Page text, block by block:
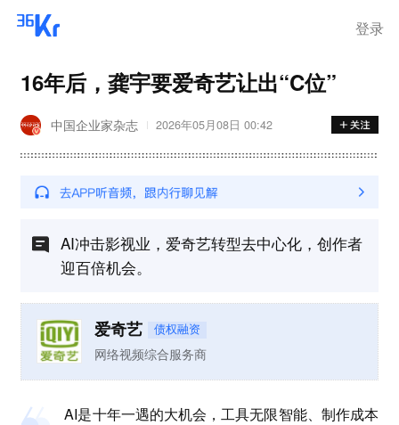
登录
16年后，龚宇要爱奇艺让出“C位”
中国企业家杂志 2026年05月08日 00:42
AI冲击影视业，爱奇艺转型去中心化，创作者
迎百倍机会。
爱奇艺 债权融资
网络视频综合服务商
AI是十年一遇的大机会，工具无限智能、制作成本